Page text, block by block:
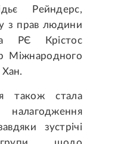
Рейндерс,
з прав людини
РЄ Крістос
Міжнародного
Хан.
також стала
зустрічі